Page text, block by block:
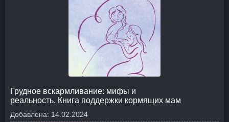
Грудное вскармливание: мифы и
реальность. Книга поддержки кормящих мам
Добавлена: 14.02.2024